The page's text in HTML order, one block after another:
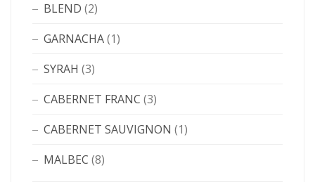
BLEND (2)
GARNACHA(1)
SYRAH (3)
CABERNET FRANC (3)
CABERNET SAUVIGNON (1)
MALBEC (8)